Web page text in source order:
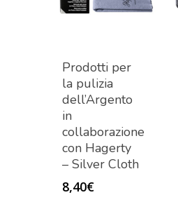
Prodotti per
la pulizia
dell’Argento
in
collaborazione
con Hagerty
– Silver Cloth
8,40€